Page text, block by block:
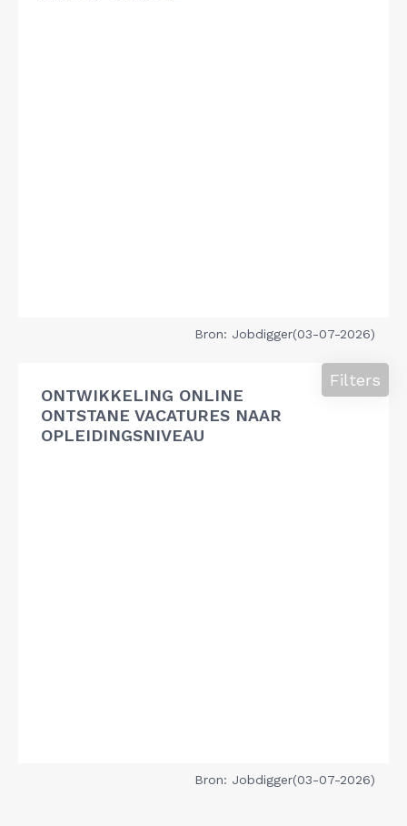
Bron: Jobdigger(03-07-2026)
ONTWIKKELING ONLINE
ONTSTANE VACATURES NAAR
OPLEIDINGSNIVEAU
Filters
Bron: Jobdigger(03-07-2026)